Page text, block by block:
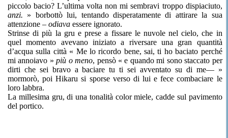
piccolo bacio? L’ultima volta non mi sembravi troppo dispiaciuto,
anzi. » borbottò lui, tentando disperatamente di attirare la sua
attenzione – odiava essere ignorato.
Strinse di più la gru e prese a fissare le nuvole nel cielo, che in
quel momento avevano iniziato a riversare una gran quantità
d’acqua sulla città « Me lo ricordo bene, sai, ti ho baciato perché
mi annoiavo »più o meno, pensò « e quando mi sono staccato per
dirti che sei bravo a baciare tu ti sei avventato su di me— »
mormorò, poi Hikaru si sporse verso di lui e fece combaciare le
loro labbra.
La millesima gru, di una tonalità color miele, cadde sul pavimento
del portico.